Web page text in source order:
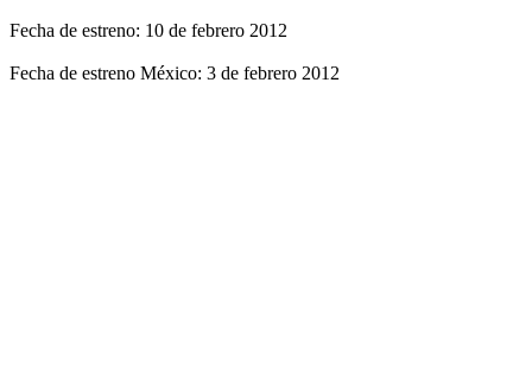
Fecha de estreno: 10 de febrero 2012
Fecha de estreno México: 3 de febrero 2012